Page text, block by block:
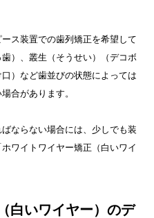
ス装置での歯列矯正を希望して
）、叢生（そうせい）（デコボ
）など歯並びの状態によっては
合があります。
ならない場合には、少しでも装
ワイトワイヤー矯正（白いワイ
白いワイヤー）のデ